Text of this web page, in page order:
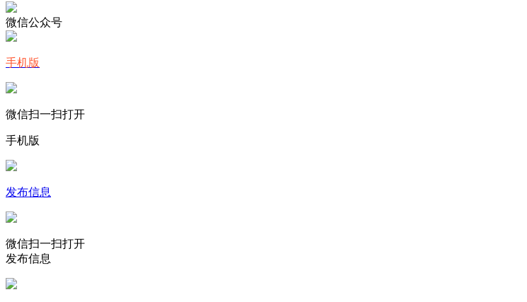
微信公众号
手机版
微信扫一扫打开
手机版
发布信息
微信扫一扫打开
发布信息